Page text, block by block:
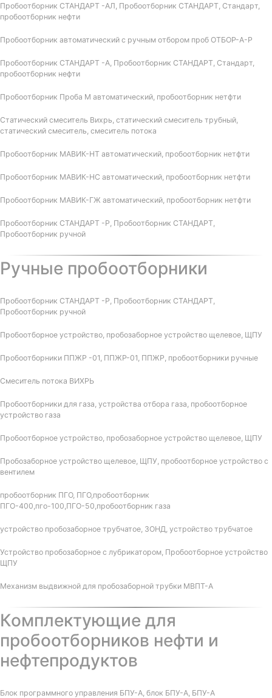
Пробоотборник СТАНДАРТ -АЛ, Пробоотборник СТАНДАРТ, Стандарт,
пробоотборник нефти
Пробоотборник автоматический с ручным отбором проб ОТБОР-А-Р
Пробоотборник СТАНДАРТ -А, Пробоотборник СТАНДАРТ, Стандарт,
пробоотборник нефти
Пробоотборник Проба М автоматический, пробоотборник нетфти
Статический смеситель Вихрь, статический смеситель трубный,
статический смеситель, смеситель потока
Пробоотборник МАВИК-НТ автоматический, пробоотборник нетфти
Пробоотборник МАВИК-НС автоматический, пробоотборник нетфти
Пробоотборник МАВИК-ГЖ автоматический, пробоотборник нетфти
Пробоотборник СТАНДАРТ -Р, Пробоотборник СТАНДАРТ,
Пробоотборник ручной
Ручные пробоотборники
Пробоотборник СТАНДАРТ -Р, Пробоотборник СТАНДАРТ,
Пробоотборник ручной
Пробоотборное устройство, пробозаборное устройство щелевое, ЩПУ
Пробоотборники ППЖР -01, ППЖР-01, ППЖР, пробоотборники ручные
Смеситель потока ВИХРЬ
Пробоотборники для газа, устройства отбора газа, пробоотборное
устройство газа
Пробоотборное устройство, пробозаборное устройство щелевое, ЩПУ
Пробозаборное устройство щелевое, ЩПУ, пробоотборное устройство с
вентилем
пробоотборник ПГО, ПГО,пробоотборник
ПГО-400,пго-100,ПГО-50,пробоотборник газа
устройство пробозаборное трубчатое, ЗОНД, устройство трубчатое
Устройство пробозаборное с лубрикатором, Пробоотборное устройство
ЩПУ
Механизм выдвижной для пробозаборной трубки МВПТ-А
Комплектующие для
пробоотборников нефти и
нефтепродуктов
Блок программного управления БПУ-А, блок БПУ-А, БПУ-А